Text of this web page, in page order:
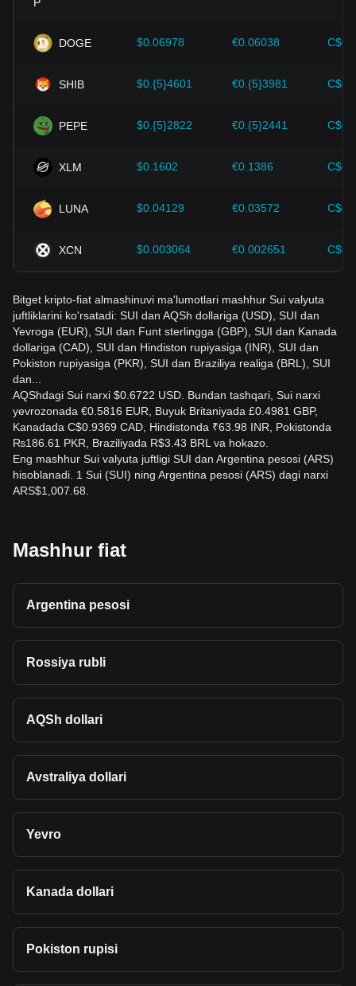
ushbu dinamikani tushunishlari kerak. Ushbu omillarni ko'rib
chiqqandan so'ng, investorlar ham Sui narxi kelajakdagi
bozorda o'z investitsiya strategiyalarini mos ravishda
DOGE $0.06978 €0.06038
SHIB $0.{5}4601 €0.{5}3981
PEPE $0.{5}2822 €0.{5}2441
XLM $0.1602 €0.1386
LUNA $0.04129 €0.03572
XCN $0.003064 €0.002651
Bitget kripto-fiat almashinuvi ma'lumotlari mashhur Sui valyuta
juftliklarini ko'rsatadi: SUI dan AQSh dollariga (USD), SUI dan
Yevroga (EUR), SUI dan Funt sterlingga (GBP), SUI dan Kanada
dollariga (CAD), SUI dan Hindiston rupiyasiga (INR), SUI dan
Pokiston rupiyasiga (PKR), SUI dan Braziliya realiga (BRL), SUI
dan...
AQShdagi Sui narxi $0.6722 USD. Bundan tashqari, Sui narxi
yevrozonada €0.5816 EUR, Buyuk Britaniyada £0.4981 GBP,
Kanadada C$0.9369 CAD, Hindistonda ₹63.98 INR, Pokistonda
₨186.61 PKR, Braziliyada R$3.43 BRL va hokazo.
Eng mashhur Sui valyuta juftligi SUI dan Argentina pesosi (ARS)
hisoblanadi. 1 Sui (SUI) ning Argentina pesosi (ARS) dagi narxi
ARS$1,007.68.
Mashhur fiat
Argentina pesosi
Rossiya rubli
AQSh dollari
Avstraliya dollari
Yevro
Kanada dollari
Pokiston rupisi